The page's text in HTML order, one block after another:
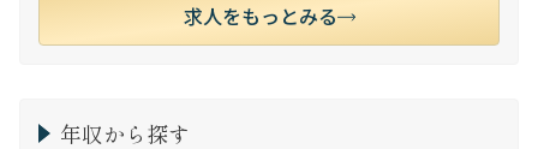
求人をもっとみる
年収から探す